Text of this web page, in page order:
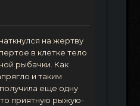
на жертву
в клетке тело
рыбачки. Как
и таким
еще одну
приятную рыжую-